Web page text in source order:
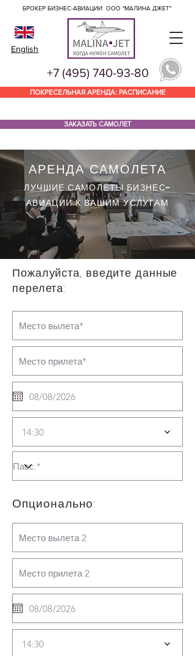
БРОКЕР БИЗНЕС-АВИАЦИИ ООО "МАЛИНА ДЖЕТ"
English
+7 (495) 740-93-80
ПОКРЕСЕЛЬНАЯ АРЕНДА: РАСПИСАНИЕ
ЗАКАЗАТЬ САМОЛЕТ
АРЕНДА САМОЛЕТА
ЛУЧШИЕ САМОЛЕТЫ БИЗНЕС-
АВИАЦИИК ВАШИМ УСЛУГАМ
Пожалуйста, введите данные
перелета:
14:30
Опционально:
14:30